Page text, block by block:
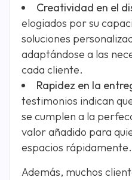
Creatividad en el
elogiados por su
soluciones
adaptándose a las
cada cliente.
Rapidez en la
testimonios indican
se cumplen a la
valor añadido para
espacios rápidamente.
Además, muchos